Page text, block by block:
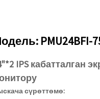
PMU24BFI-
IPS кабатталган
сүрөттөмө: